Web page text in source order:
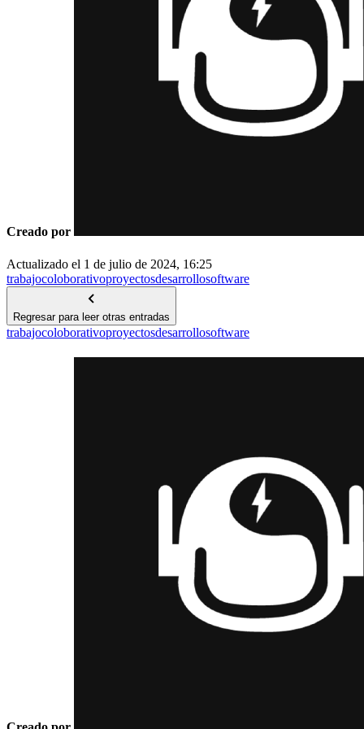
Creado por
Actualizado el 1 de julio de 2024, 16:25
trabajocoloborativoproyectosdesarrollosoftware
Regresar para leer otras entradas
trabajocoloborativoproyectosdesarrollosoftware